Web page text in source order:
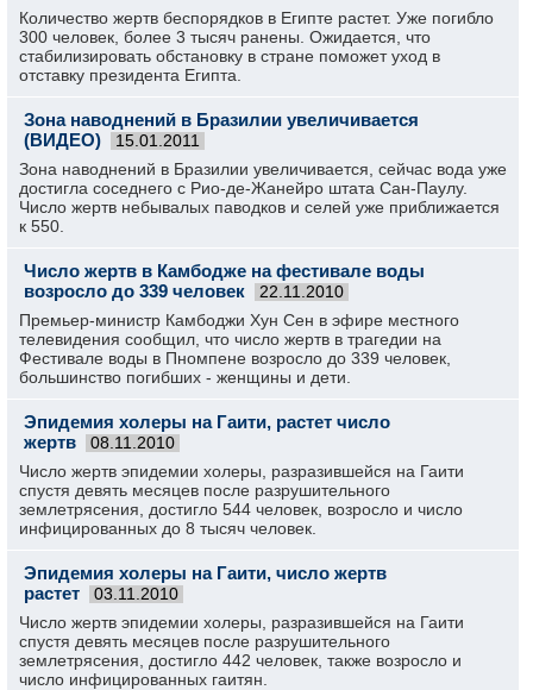
Количество жертв беспорядков в Египте растет. Уже погибло
300 человек, более 3 тысяч ранены. Ожидается, что
стабилизировать обстановку в стране поможет уход в
отставку президента Египта.
Зона наводнений в Бразилии увеличивается
(ВИДЕО)
15.01.2011
Зона наводнений в Бразилии увеличивается, сейчас вода уже
достигла соседнего с Рио-де-Жанейро штата Сан-Паулу.
Число жертв небывалых паводков и селей уже приближается
к 550.
Число жертв в Камбодже на фестивале воды
возросло до 339 человек
22.11.2010
Премьер-министр Камбоджи Хун Сен в эфире местного
телевидения сообщил, что число жертв в трагедии на
Фестивале воды в Пномпене возросло до 339 человек,
большинство погибших - женщины и дети.
Эпидемия холеры на Гаити, растет число
жертв
08.11.2010
Число жертв эпидемии холеры, разразившейся на Гаити
спустя девять месяцев после разрушительного
землетрясения, достигло 544 человек, возросло и число
инфицированных до 8 тысяч человек.
Эпидемия холеры на Гаити, число жертв
растет
03.11.2010
Число жертв эпидемии холеры, разразившейся на Гаити
спустя девять месяцев после разрушительного
землетрясения, достигло 442 человек, также возросло и
число инфицированных гаитян.